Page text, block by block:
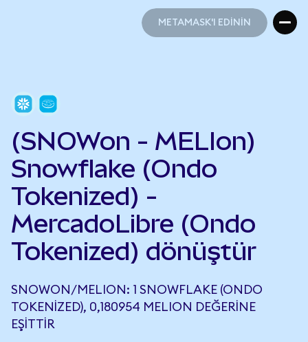
METAMASK'I EDİNİN
(SNOWon - MELIon)
Snowflake (Ondo
Tokenized) -
MercadoLibre (Ondo
Tokenized) dönüştür
SNOWON/MELION: 1 SNOWFLAKE (ONDO
TOKENIZED), 0,180954 MELION DEĞERINE
EŞITTIR